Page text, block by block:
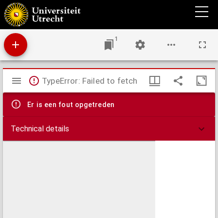
Animal plagues: their history, nature, and prevention
1
Mirador
viewer
TypeError: Failed to fetch
Er is een fout opgetreden
Technical details